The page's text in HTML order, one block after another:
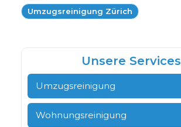
Umzugsreinigung Zürich
Unsere Services
Umzugsreinigung
Wohnungsreinigung